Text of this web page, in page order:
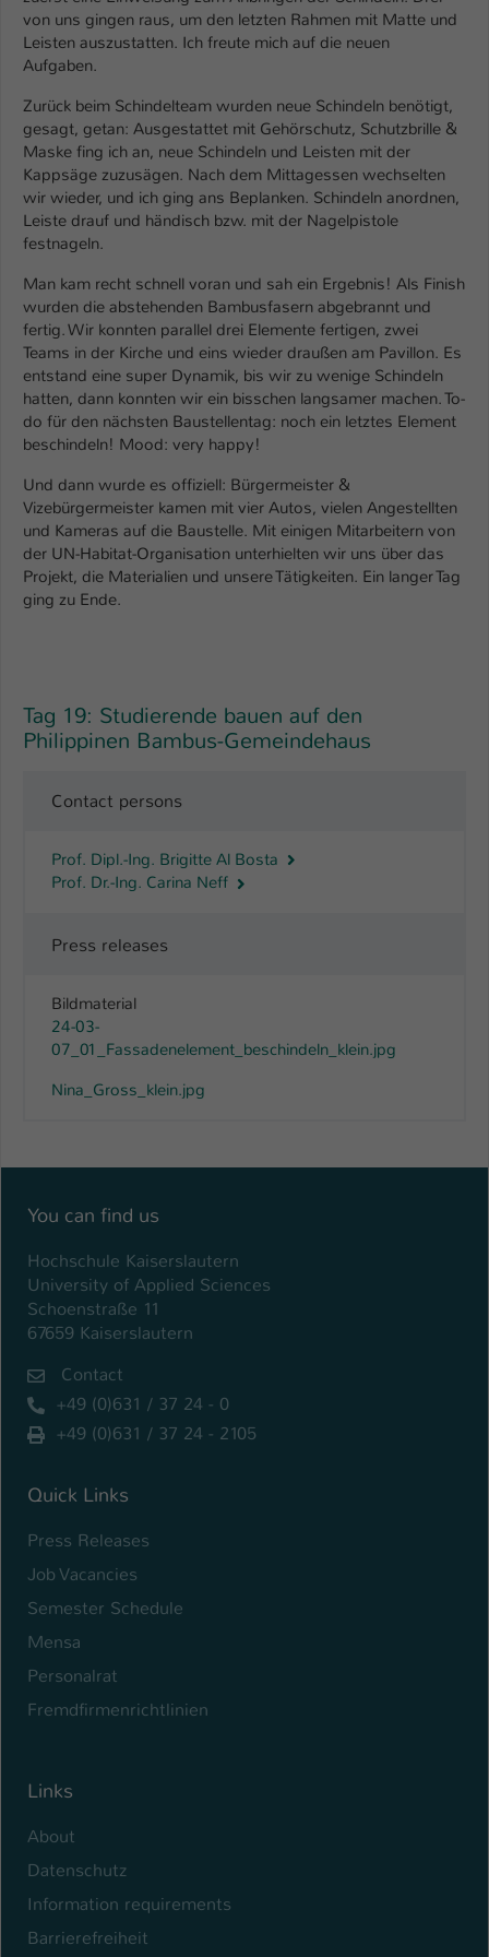
von uns gingen raus, um den letzten Rahmen mit Matte und
Leisten auszustatten. Ich freute mich auf die neuen
Aufgaben.
Zurück beim Schindelteam wurden neue Schindeln benötigt,
gesagt, getan: Ausgestattet mit Gehörschutz, Schutzbrille &
Maske fing ich an, neue Schindeln und Leisten mit der
Kappsäge zuzusägen. Nach dem Mittagessen wechselten
wir wieder, und ich ging ans Beplanken. Schindeln anordnen,
Leiste drauf und händisch bzw. mit der Nagelpistole
festnageln.
Man kam recht schnell voran und sah ein Ergebnis! Als Finish
wurden die abstehenden Bambusfasern abgebrannt und
fertig. Wir konnten parallel drei Elemente fertigen, zwei
Teams in der Kirche und eins wieder draußen am Pavillon. Es
entstand eine super Dynamik, bis wir zu wenige Schindeln
hatten, dann konnten wir ein bisschen langsamer machen. To-
do für den nächsten Baustellentag: noch ein letztes Element
beschindeln! Mood: very happy!
Und dann wurde es offiziell: Bürgermeister &
Vizebürgermeister kamen mit vier Autos, vielen Angestellten
und Kameras auf die Baustelle. Mit einigen Mitarbeitern von
der UN-Habitat-Organisation unterhielten wir uns über das
Projekt, die Materialien und unsere Tätigkeiten. Ein langer Tag
ging zu Ende.
Tag 19: Studierende bauen auf den
Philippinen Bambus-Gemeindehaus
Contact persons
Prof. Dipl.-Ing. Brigitte Al Bosta
Prof. Dr.-Ing. Carina Neff
Press releases
Bildmaterial
24-03-
07_01_Fassadenelement_beschindeln_klein.jpg
Nina_Gross_klein.jpg
You can find us
Hochschule Kaiserslautern
University of Applied Sciences
Schoenstraße 11
67659 Kaiserslautern
Contact
+49 (0)631 / 37 24 - 0
+49 (0)631 / 37 24 - 2105
Quick Links
Press Releases
Job Vacancies
Semester Schedule
Mensa
Personalrat
Fremdfirmenrichtlinien
Links
About
Datenschutz
Information requirements
Barrierefreiheit
Zweck
Einstellungen. Unter anderem eine zufällig
generierte ID, für die historische
Speicherung Ihrer vorgenommen
Betreiber dies eingestellt hat.
Name fe_typo_user / PHPSESSID
Anbieter TYPO3
Zweck
Dieses Cookie ist ein Standard-Session-
Cookie von TYPO3. Es speichert im Fall
eines Intranet-Logins die Session-ID. So
kann der eingeloggte Benutzer
wiedererkannt werden und es wird ihm
Zugang zu geschützten Bereichen
gewährt.
Name be_typo_user
Anbieter TYPO3
Zweck
angemeldet ist und Rechte besitzt diese
zu verwalten.